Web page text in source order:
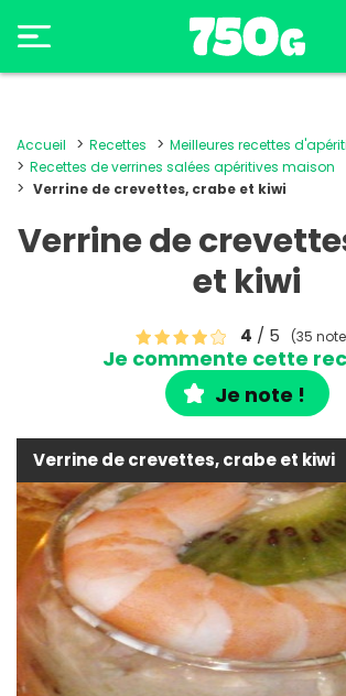
Accueil Recettes
Meilleures recettes
Recettes de verrines salées apéritives maison
Verrine de crevettes, crabe et kiwi
Verrine de
et kiwi
4 / 5 (35
Je commente cette
Je note !
Verrine de crevettes, crabe et kiwi